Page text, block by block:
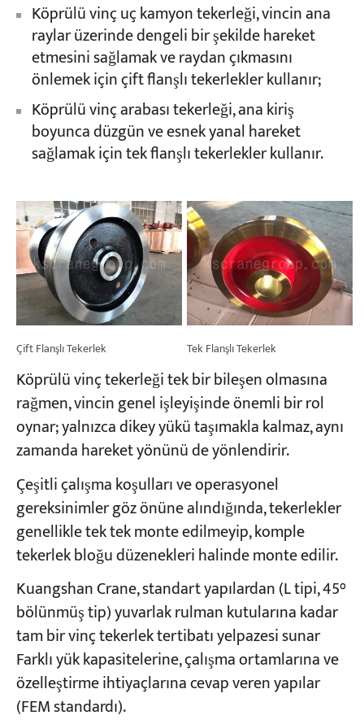
Projeler
Bloglar
Haberler
Uygulamalar
Hakkımızda
Bize Ulaşın
Köprülü vinç uç kamyon tekerleği, vincin ana
raylar üzerinde dengeli bir şekilde hareket
etmesini sağlamak ve raydan çıkmasını
önlemek için çift flanşlı tekerlekler kullanır;
Köprülü vinç arabası tekerleği, ana kiriş
boyunca düzgün ve esnek yanal hareket
sağlamak için tek flanşlı tekerlekler kullanır.
Çift Flanşlı Tekerlek Tek Flanşlı Tekerlek
Köprülü vinç tekerleği tek bir bileşen olmasına
rağmen, vincin genel işleyişinde önemli bir rol
oynar; yalnızca dikey yükü taşımakla kalmaz, aynı
zamanda hareket yönünü de yönlendirir.
Çeşitli çalışma koşulları ve operasyonel
gereksinimler göz önüne alındığında, tekerlekler
genellikle tek tek monte edilmeyip, komple
tekerlek bloğu düzenekleri halinde monte edilir.
Kuangshan Crane, standart yapılardan (L tipi, 45°
bölünmüş tip) yuvarlak rulman kutularına kadar
tam bir vinç tekerlek tertibatı yelpazesi sunar
Farklı yük kapasitelerine, çalışma ortamlarına ve
özelleştirme ihtiyaçlarına cevap veren yapılar
(FEM standardı).